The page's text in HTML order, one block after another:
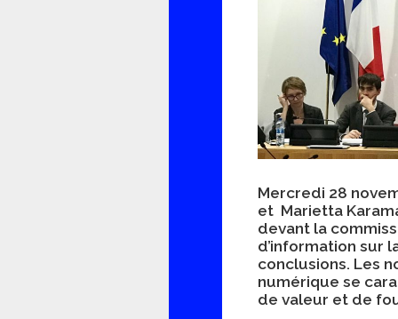
Mercredi 28
et Marietta
devant la
d’information sur
conclusions. Les
numérique se
de valeur et de